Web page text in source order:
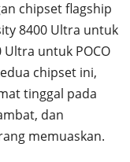
chipset flagship
8400 Ultra untuk
Ultra untuk POCO
chipset ini,
tinggal pada
dan
memuaskan.